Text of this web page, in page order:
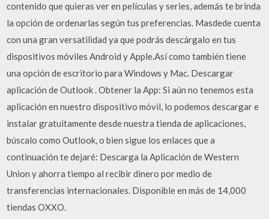
contenido que quieras ver en películas y series, además te brinda
la opción de ordenarlas según tus preferencias. Masdede cuenta
con una gran versatilidad ya que podrás descárgalo en tus
dispositivos móviles Android y Apple.Así como también tiene
una opción de escritorio para Windows y Mac. Descargar
aplicación de Outlook . Obtener la App: Si aún no tenemos esta
aplicación en nuestro dispositivo móvil, lo podemos descargar e
instalar gratuitamente desde nuestra tienda de aplicaciones,
búscalo como Outlook, o bien sigue los enlaces que a
continuación te dejaré: Descarga la Aplicación de Western
Union y ahorra tiempo al recibir dinero por medio de
transferencias internacionales. Disponible en más de 14,000
tiendas OXXO.